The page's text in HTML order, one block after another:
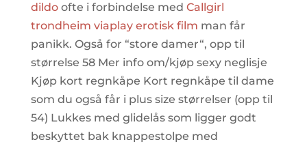
dildoofte i forbindelse med Callgirl
trondheim viaplay erotisk film man får
panikk. Også for “store damer“, opp til
størrelse 58 Mer info om/kjøp sexy neglisje
Kjøp kort regnkåpe Kort regnkåpe til dame
som du også får i plus size størrelser (opp til
54) Lukkes med glidelås som ligger godt
beskyttet bak knappestolpe med